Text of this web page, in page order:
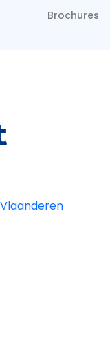
Brochures